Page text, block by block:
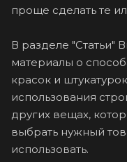
проще сделать те
В разделе "Статьи"
материалы о
красок и
использования
других вещах,
выбрать нужный
использовать.